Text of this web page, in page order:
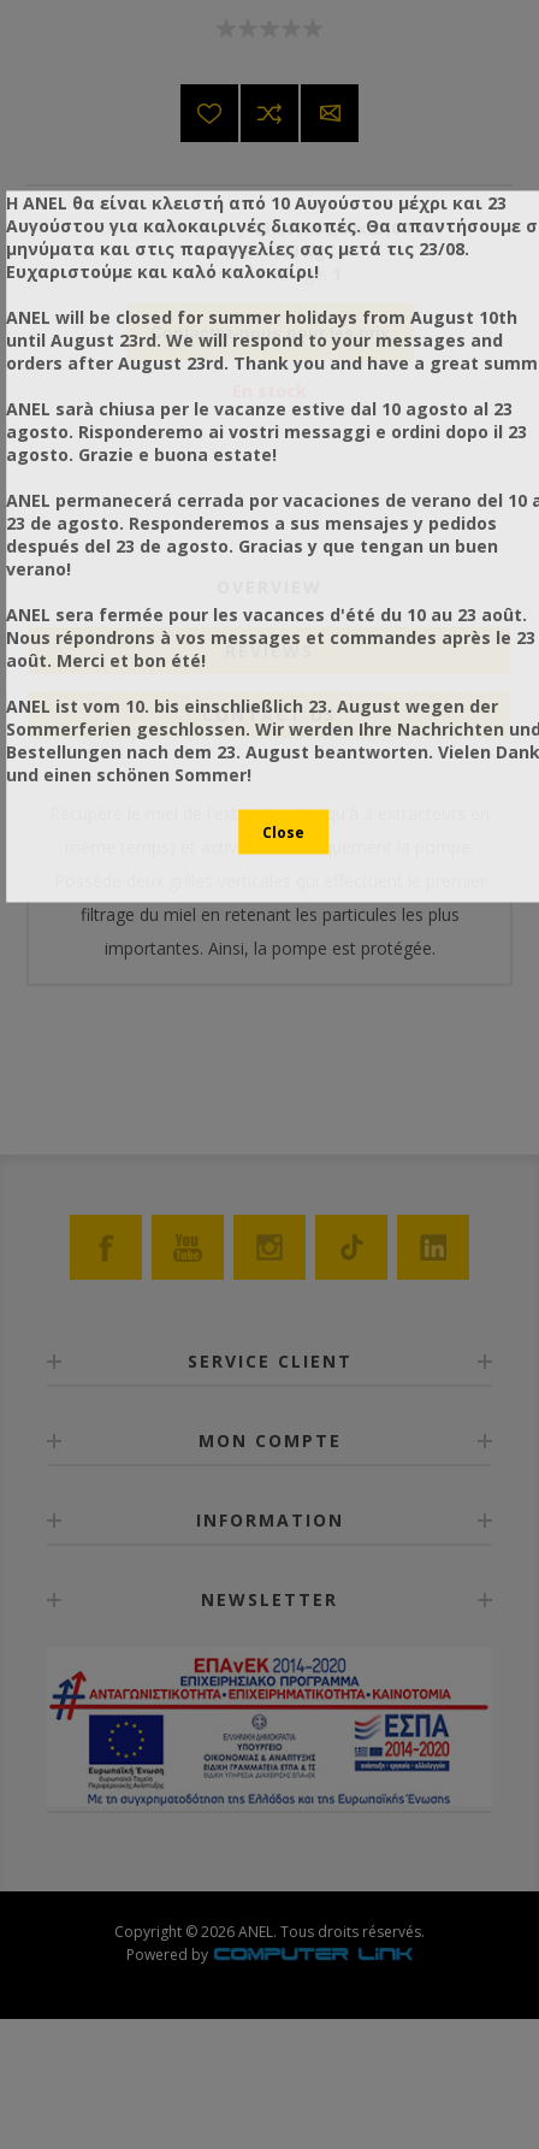
Dimensions (Item): 150,00x50,00x25,00 cm
Poids: 1,00 Kg
Items / Package:
Contactez-nous pour les prix
REVIEWS
CONTACT US
Récupère le miel de l'extracteur (jusqu'à 3 extracteurs en
filtrage du miel en retenant les particules les plus
importantes. Ainsi, la pompe est protégée.
SERVICE CLIENT
MON COMPTE
INFORMATION
NEWSLETTER
Copyright © 2026 ANEL. Tous droits réservés.
Powered by
Η ANEL θα είναι κλειστή από 10 Αυγούστου μέχρι και 23
Αυγούστου για καλοκαιρινές διακοπές. Θα απαντήσουμε
μηνύματα και στις παραγγελίες σας μετά τις 23/08.
Ευχαριστούμε και καλό καλοκαίρι!
ANEL will be closed for summer holidays from August 10th
until August 23rd. We will respond to your messages and
orders after August 23rd. Thank you and have a great
ANEL sarà chiusa per le vacanze estive dal 10 agosto al 23
agosto. Risponderemo ai vostri messaggi e ordini dopo il 23
agosto. Grazie e buona estate!
ANEL permanecerá cerrada por vacaciones de verano del 10
23 de agosto. Responderemos a sus mensajes y pedidos
después del 23 de agosto. Gracias y que tengan un buen
verano!
ANEL sera fermée pour les vacances d'été du 10 au 23 août.
Nous répondrons à vos messages et commandes après le 23
août. Merci et bon été!
ANEL ist vom 10. bis einschließlich 23. August wegen der
Sommerferien geschlossen. Wir werden Ihre Nachrichten
Bestellungen nach dem 23. August beantworten. Vielen Dank
und einen schönen Sommer!